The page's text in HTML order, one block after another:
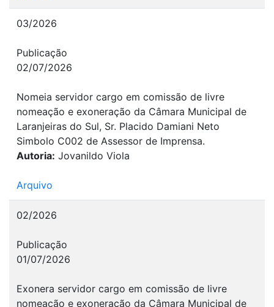
03/2026
Publicação
02/07/2026
Nomeia servidor cargo em comissão de livre
nomeação e exoneração da Câmara Municipal de
Laranjeiras do Sul, Sr. Placido Damiani Neto
Simbolo C002 de Assessor de Imprensa.
Autoria: Jovanildo Viola
Arquivo
02/2026
Publicação
01/07/2026
Exonera servidor cargo em comissão de livre
nomeação e exoneração da Câmara Municipal de